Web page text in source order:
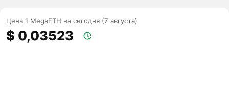
Цена 1 MegaETH на сегодня (7 августа)
$ 0,03523